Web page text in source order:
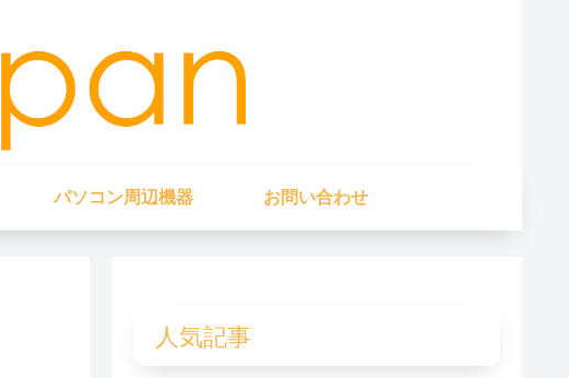
パソコン周辺機器 お問い合わせ
人気記事